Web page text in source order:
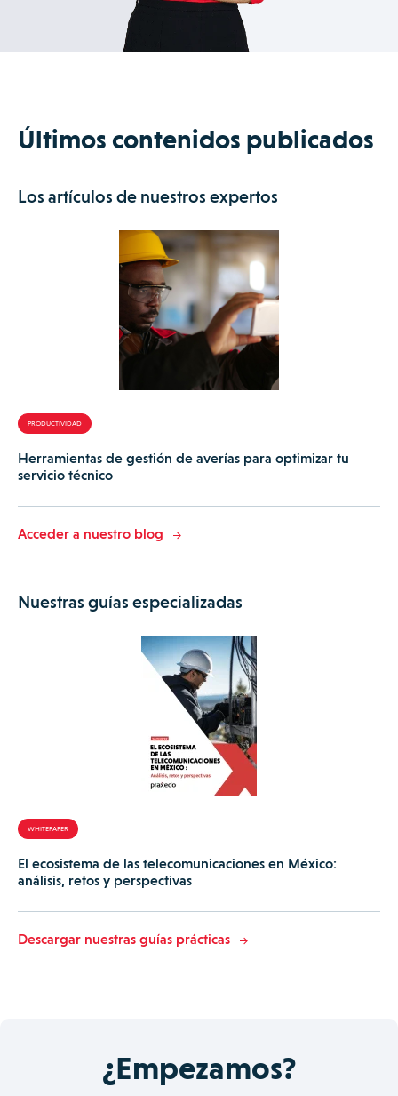
Últimos contenidos publicados
Los artículos de nuestros expertos
PRODUCTIVIDAD
Herramientas de gestión de averías para optimizar tu
servicio técnico
Acceder a nuestro blog
Nuestras guías especializadas
WHITEPAPER
El ecosistema de las telecomunicaciones en México:
análisis, retos y perspectivas
Descargar nuestras guías prácticas
¿Empezamos?